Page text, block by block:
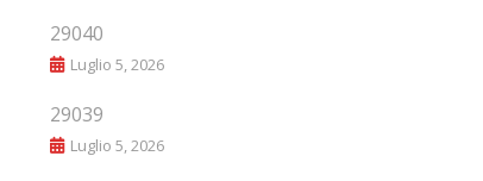
29040
Luglio 5, 2026
29039
Luglio 5, 2026